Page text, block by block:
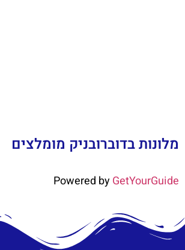
מלונות בדוברובניק מומלצים
Powered byGetYourGuide